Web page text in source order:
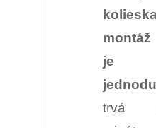
je
trvá